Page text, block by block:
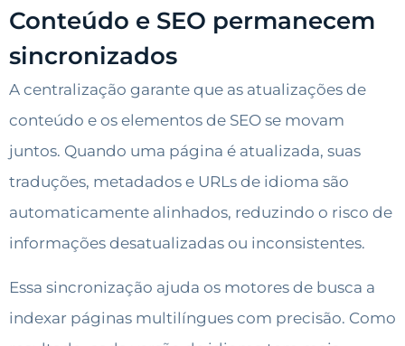
Conteúdo e SEO permanecem
sincronizados
A centralização garante que as atualizações de
conteúdo e os elementos de SEO se movam
juntos. Quando uma página é atualizada, suas
traduções, metadados e URLs de idioma são
automaticamente alinhados, reduzindo o risco de
informações desatualizadas ou inconsistentes.
Essa sincronização ajuda os motores de busca a
indexar páginas multilíngues com precisão. Como